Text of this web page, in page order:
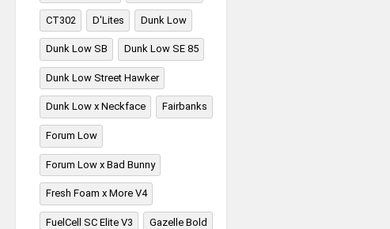
CT302 D'Lites Dunk Low
Dunk Low SB Dunk Low SE 85
Dunk Low Street Hawker
Dunk Low x Neckface Fairbanks
Forum Low
Forum Low x Bad Bunny
Fresh Foam x More V4
FuelCell SC Elite V3 Gazelle Bold